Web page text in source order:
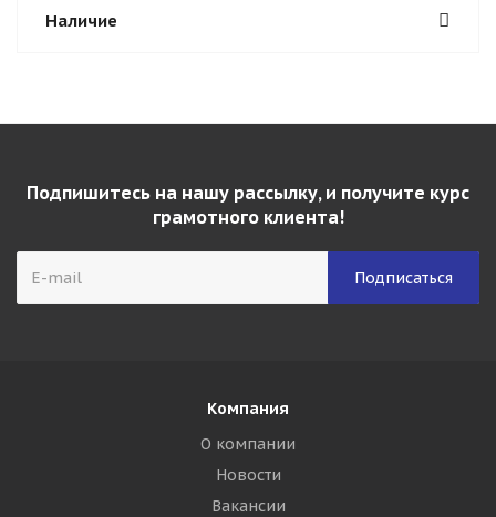
Наличие
Подпишитесь на нашу рассылку, и получите курс
грамотного клиента!
Компания
О компании
Новости
Вакансии